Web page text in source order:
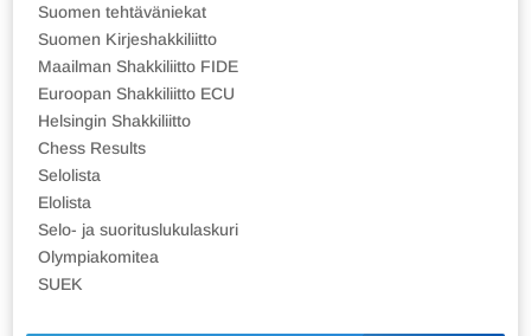
Suomen tehtäväniekat
Suomen Kirjeshakkiliitto
Maailman Shakkiliitto FIDE
Euroopan Shakkiliitto ECU
Helsingin Shakkiliitto
Chess Results
Selolista
Elolista
Selo- ja suorituslukulaskuri
Olympiakomitea
SUEK